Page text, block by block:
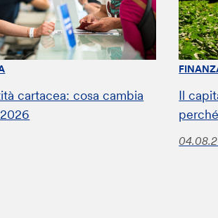
cartacea: cosa cambia
Il